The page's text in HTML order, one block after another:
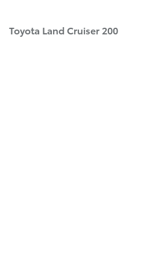
Toyota Land Cruiser 200